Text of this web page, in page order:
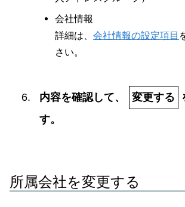
会社情報
詳細は、 会社情報の設定項目
さい。
内容を確認して、 変更する
す。
所属会社を変更する